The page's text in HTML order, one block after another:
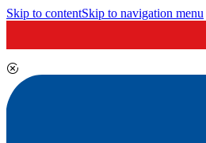
Skip to contentSkip to navigation menu